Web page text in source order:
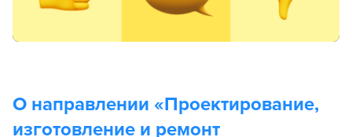
О направлении «Проектирование,
изготовление и ремонт